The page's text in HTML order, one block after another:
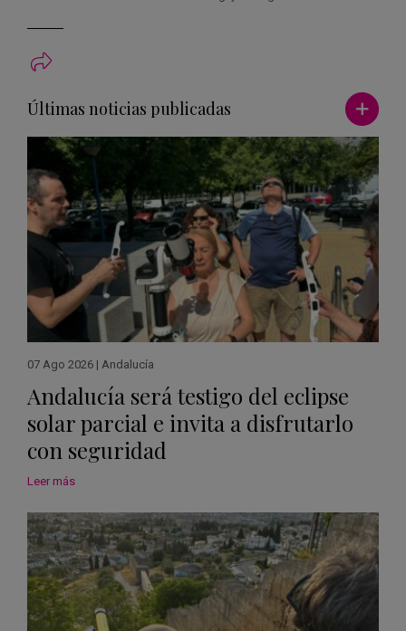
Últimas noticias publicadas Ver más
07 Ago 2026 | Andalucía
Andalucía será testigo del eclipse
solar parcial e invita a disfrutarlo
con seguridad
Leer más